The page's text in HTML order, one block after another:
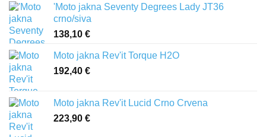
'Moto jakna Seventy Degrees Lady JT36
crno/siva
138,10 €
Moto jakna Rev'it Torque H2O
192,40 €
Moto jakna Rev'it Lucid Crno Crvena
223,90 €